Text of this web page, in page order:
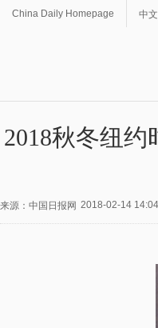
China Daily Homepage 中
2018秋冬纽
来源：中国日报网 2018-02-14